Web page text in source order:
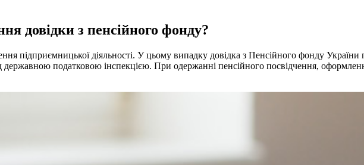
довідки з пенсійного фонду?
підприємницької діяльності. У цьому випадку довідка з Пенсійного фонду України
податковою інспекцією. При одержанні пенсійного посвідчення,